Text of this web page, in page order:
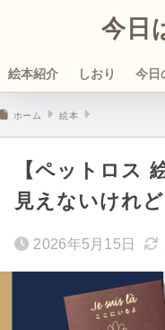
今日
絵本紹介 しおり 今日
ホーム 絵本
【ペットロス
見えないけれ
2026年5月15日